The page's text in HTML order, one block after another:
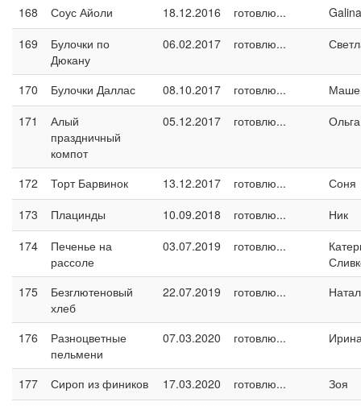
168
Соус Айоли 18.12.2016 готовлю...
169
Булочки по
Дюкану
06.02.2017 готовлю...
170 Булочки Даллас 08.10.2017 готовлю...
171
Алый
праздничный
компот
05.12.2017 готовлю...
172 Торт Барвинок 13.12.2017 готовлю...
Соня
173
Плацинды 10.09.2018 готовлю...
Ник
174
Печенье на
рассоле
03.07.2019 готовлю...
175
Безглютеновый
хлеб
22.07.2019 готовлю...
176
Разноцветные
пельмени
07.03.2020 готовлю...
177 Сироп из фиников 17.03.2020 готовлю...
Зоя